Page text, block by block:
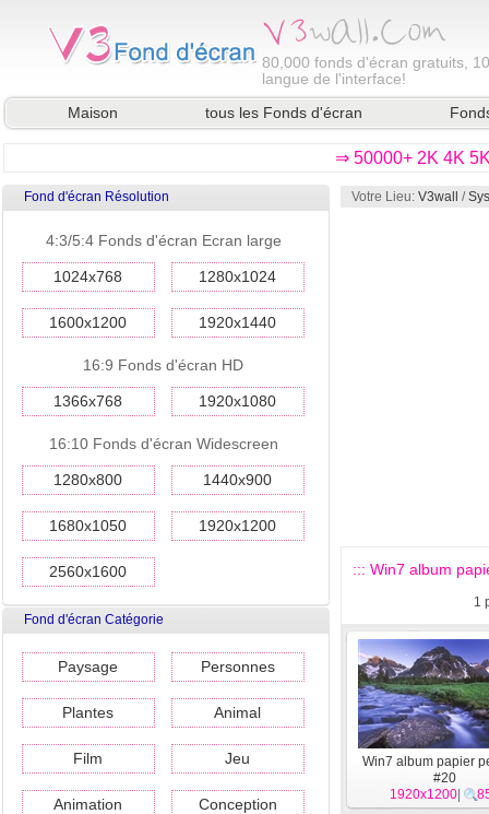
80,000 fonds d'écran gratuits,
langue de l'interface!
Maison
tous les Fonds d'écran
⇒ 50000+ 2K 4K
Fond d'écran Résolution
4:3/5:4 Fonds d'écran Ecran large
1024x768 1280x1024
1600x1200 1920x1440
16:9 Fonds d'écran HD
1366x768 1920x1080
16:10 Fonds d'écran Widescreen
1280x800 1440x900
1680x1050 1920x1200
2560x1600
Fond d'écran Catégorie
Paysage Personnes
Plantes Animal
Film Jeu
Animation Conception
Votre Lieu: V3wall /
::: Win7 album
1
Win7 album papier
#20
1920x1200